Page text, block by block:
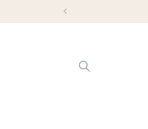
進む